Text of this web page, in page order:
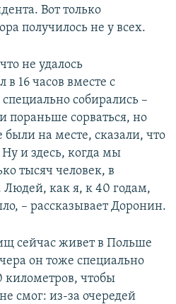
Вот только
получилось не у всех.
не удалось
в 16 часов вместе с
собирались –
пораньше сорваться, но
были на месте, сказали, что
и здесь, когда мы
тысяч человек, в
как я, к 40 годам,
– рассказывает Доронин.
сейчас живет в Польше
он тоже специально
километров, чтобы
смог: из-за очередей